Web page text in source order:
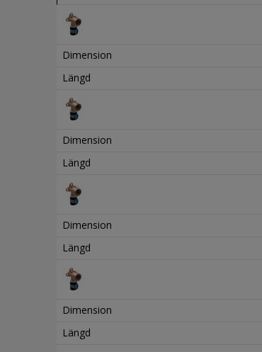
Dimension
Längd
Dimension
Längd
Dimension
Längd
Dimension
Längd